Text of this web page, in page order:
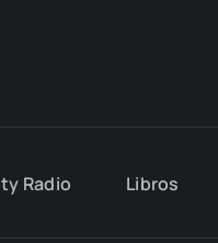
Radio Libros